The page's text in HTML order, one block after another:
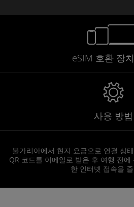
eSIM 호환 장
사용 방법
불가리아에서 현지 요금으로 연결 상
QR 코드를 이메일로 받은 후 여행 전
한 인터넷 접속을